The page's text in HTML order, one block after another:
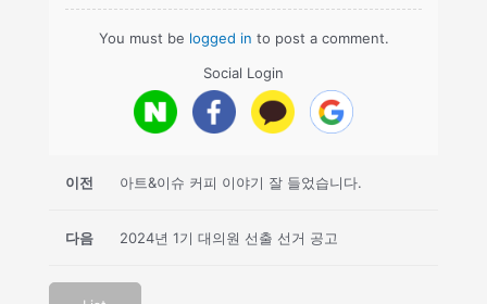
You must be logged in to post a comment.
Social Login
이전 아트&이슈 커피 이야기 잘 들었습니다.
2024년 1기 대의원 선출 선거 공고
다음